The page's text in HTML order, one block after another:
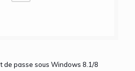
de passe sous Windows 8.1/8